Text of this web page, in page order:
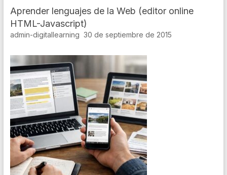
Aprender lenguajes de la Web (editor online
HTML-Javascript)
admin-digitallearning 30 de septiembre de 2015